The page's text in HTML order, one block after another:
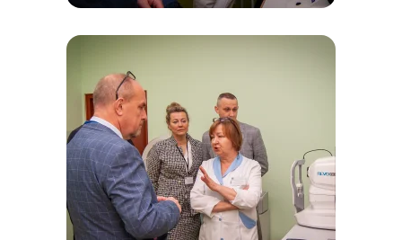
Zobacz